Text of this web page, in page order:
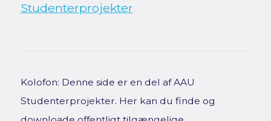
Studenterprojekter
Kolofon: Denne side er en del af AAU
Studenterprojekter. Her kan du finde og